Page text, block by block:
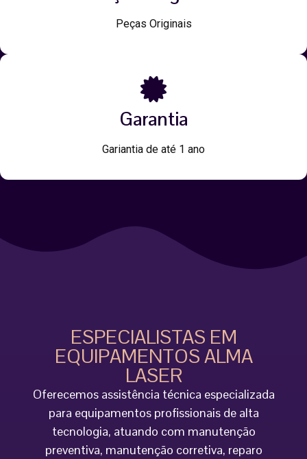
Peças Originais
Garantia
Gariantia de até 1 ano
ESPECIALISTAS EM
EQUIPAMENTOS ALMA
LASER
Oferecemos assistência técnica especializada
para equipamentos profissionais de alta
tecnologia, atuando com manutenção
preventiva, manutenção corretiva, reparo